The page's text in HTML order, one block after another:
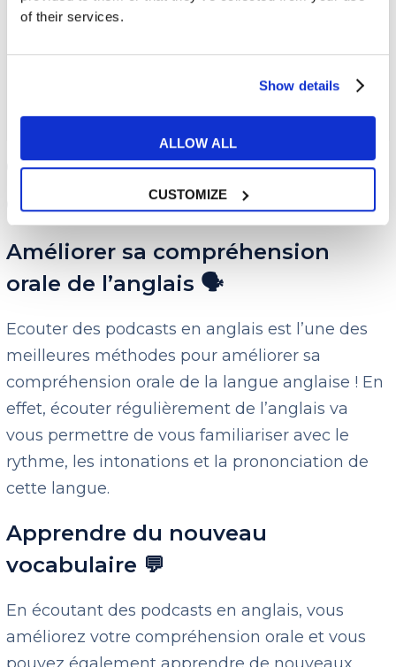
of their services.
Show details
ALLOW ALL
CUSTOMIZE
Adjectives
Niveau intermédiaire :The 4 Skills To
Niveau avancé :Idioms From Sailing
Quels sont les avantages
des podcasts en anglais ?🎧
Améliorer sa compréhension
orale de l’anglais 🗣
Ecouter des podcasts en anglais est l’une des
meilleures méthodes pour améliorer sa
compréhension orale de la langue anglaise ! En
effet, écouter régulièrement de l’anglais va
vous permettre de vous familiariser avec le
rythme, les intonations et la prononciation de
cette langue.
Apprendre du nouveau
vocabulaire 💬
En écoutant des podcasts en anglais, vous
améliorez votre compréhension orale et vous